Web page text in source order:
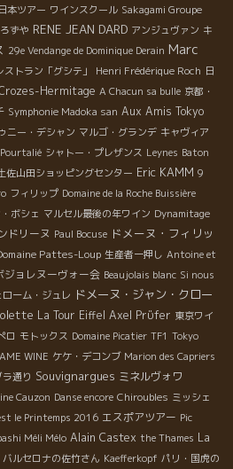
本ツアー ワインスクール Sakagami Groupe
ずや RENE JEAN DARD アンジュヴァン キ
29e Vendange de Dominique Derain Marc
トラン「グシテ」 Henri Frédérique Roch 日
Hermitage A Chacun sa bulle 京都・
Symphonie Madoka san Aux Amis Tokyo
ニー・デシャン マルゴ・グランデ キャヴィア
シャトー・プレザンス Leynes Baton
佐山田ショッピングセンター Eric KAMM 9
フィリップ Domaine de la Roche Buissière
ボシェ マルセル最後の年ワイン Dynamitage
ドリーヌ Paul Bocuse ドメーヌ・フィリッ
Pattes-Loup 生産者一押し Antoine et
ョレヌーヴォー会 Beaujolais blanc Si nous
ーム・ジュレ ドメーヌ・ジャン・クロー
La Tour Eiffel Axel Prϋfer 東京ワイ
ロ モトックス Domaine Picatier TF1 Tokyo
WINE ケケ・デコンブ Marion des Capriers
通り Souvignargues ミネルヴォワ
Cauzon Danse encore Chiroubles ミッシェ
le Printemps 2016 エスポアツアー Pic
Méli Mélo Alain Castex the Thames La
バルセロナの佐竹さん Kaefferkopf パリ・国虎の